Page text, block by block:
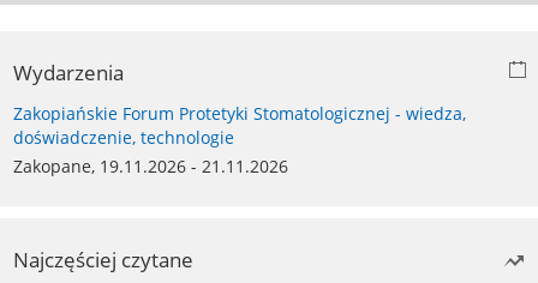
Wydarzenia
Zakopiańskie Forum Protetyki Stomatologicznej - wiedza,
doświadczenie, technologie
Zakopane, 19.11.2026 - 21.11.2026
Najczęściej czytane